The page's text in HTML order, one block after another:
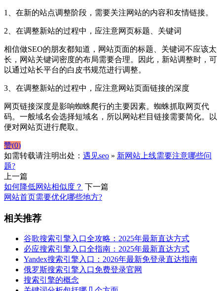
1、在新的站点调整阶段，需要关注网站的内容和友情链接。
2、在调整新站的过程中，应注意网页标题、关键词
相信做SEO的朋友都知道，网站页面的标题、关键词不应该太
长，网站关键词密度的布局需要合理。因此，新站调整时，可
以通过站长平台的白皮书规范进行调整。
3、在调整新站的过程中，应注意网站页面链接的深度
网页链接深度是影响蜘蛛爬行的主要因素。蜘蛛抓取网页代
码。一般域名会选择短域名，所以网站栏目链接需要简化。以
便对网站页进行爬取。
赞(0)
如需转载请注明出处： 遇见seo » 新网站上线需要注意哪些问
题?
上一篇
如何降低网站相似度？ 下一篇
网站首页需要优化哪些地方?
相关推荐
谷歌搜索引擎入口全攻略：2025年最新直达方式
必应搜索引擎入口全指南：2025年最新直达方式
Yandex搜索引擎入口：2026年最新免登录直达指南
俄罗斯搜索引擎入口免费登录官网
搜索引擎的概念